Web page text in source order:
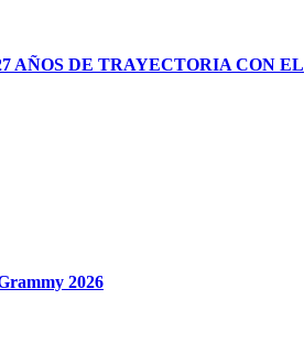
AÑOS DE TRAYECTORIA CON EL
2026